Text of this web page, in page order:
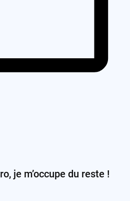
je m’occupe du reste !